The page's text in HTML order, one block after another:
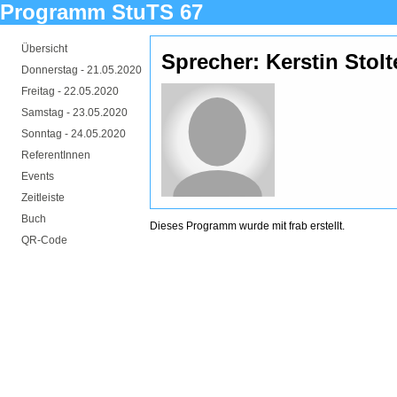
Programm StuTS 67
Übersicht
Donnerstag - 21.05.2020
Freitag - 22.05.2020
Samstag - 23.05.2020
Sonntag - 24.05.2020
ReferentInnen
Events
Zeitleiste
Buch
QR-Code
Sprecher: Kerstin
Dieses Programm wurde mitfrab erstellt.